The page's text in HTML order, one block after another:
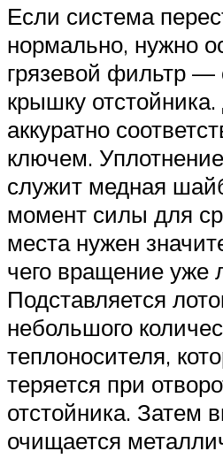
Если система
нормально, нужно
грязевой фильтр —
крышку
аккуратно
ключем.
служит медная
момент силы для
места нужен
чего вращение уже
Подставляется
небольшого
теплоносителя,
теряется при
отстойника. Затем
очищается